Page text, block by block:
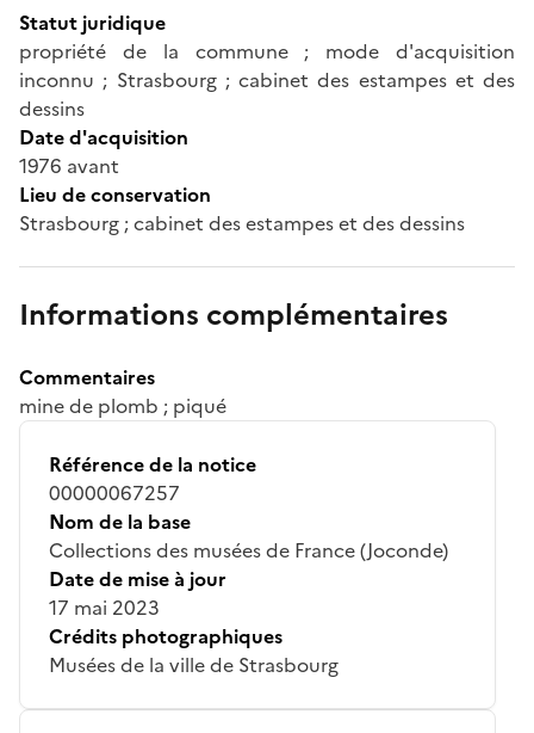
Statut juridique
propriété de la commune ; mode d'acquisition
inconnu ; Strasbourg ; cabinet des estampes et des
dessins
Date d'acquisition
1976 avant
Lieu de conservation
Strasbourg ; cabinet des estampes et des dessins
Informations complémentaires
Commentaires
mine de plomb ; piqué
Référence de la notice
00000067257
Nom de la base
Collections des musées de France (Joconde)
Date de mise à jour
17 mai 2023
Crédits photographiques
Musées de la ville de Strasbourg